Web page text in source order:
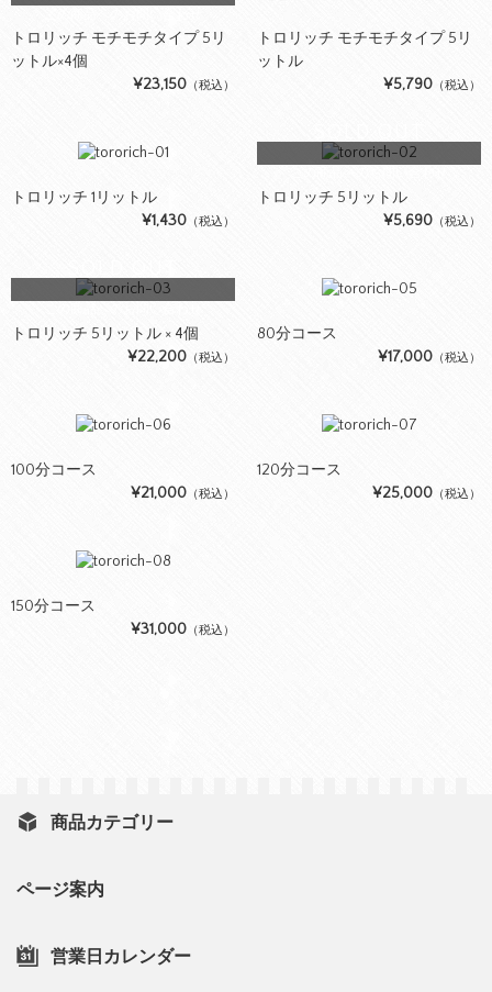
トロリッチ モチモチタイプ 5リ
ットル×4個
¥23,150 （税込）
トロリッチ モチモチタイプ 5リ
ットル
¥5,790 （税込）
トロリッチ 1リットル
¥1,430 （税込）
トロリッチ 5リットル
¥5,690 （税込）
トロリッチ 5リットル × 4個
¥22,200 （税込）
80分コース
¥17,000 （税込）
100分コース
¥21,000 （税込）
120分コース
¥25,000 （税込）
150分コース
¥31,000 （税込）
商品カテゴリー
ページ案内
営業日カレンダー